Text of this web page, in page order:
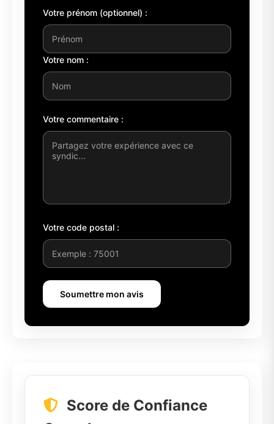
Votre prénom (optionnel) :
Votre nom :
Votre commentaire :
Votre code postal :
Soumettre mon avis
Score de Confiance